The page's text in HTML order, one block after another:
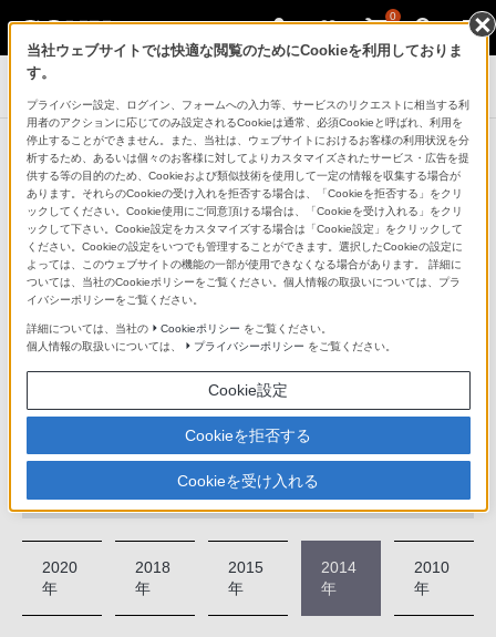
0
ICレコーダー／集音器
本体アップデート情報
ソフトウェアアップデートが実施できなかった場合
型名から絞り込み
※半角英数で入力してください（入力例：PCM-D100）
※検索対象は2014年4月以降の本体アップデート情報です。
2020
年
2018
年
2015
年
2014
年
2010
年
当社ウェブサイトでは快適な閲覧のためにCookieを利用しておりま
す。
プライバシー設定、ログイン、フォームへの入力等、サービスのリクエストに相当する利
用者のアクションに応じてのみ設定されるCookieは通常、必須Cookieと呼ばれ、利用を
停止することができません。また、当社は、ウェブサイトにおけるお客様の利用状況を分
析するため、あるいは個々のお客様に対してよりカスタマイズされたサービス・広告を提
供する等の目的のため、Cookieおよび類似技術を使用して一定の情報を収集する場合が
あります。それらのCookieの受け入れを拒否する場合は、「Cookieを拒否する」をクリ
ックしてください。Cookie使用にご同意頂ける場合は、「Cookieを受け入れる」をクリ
ックして下さい。Cookie設定をカスタマイズする場合は「Cookie設定」をクリックして
ください。Cookieの設定をいつでも管理することができます。選択したCookieの設定に
よっては、このウェブサイトの機能の一部が使用できなくなる場合があります。 詳細に
ついては、当社のCookieポリシーをご覧ください。個人情報の取扱いについては、プラ
イバシーポリシーをご覧ください。
詳細については、当社の Cookieポリシー をご覧ください。
個人情報の取扱いについては、
プライバシーポリシー をご覧ください。
Cookie設定
Cookieを拒否する
Cookieを受け入れる